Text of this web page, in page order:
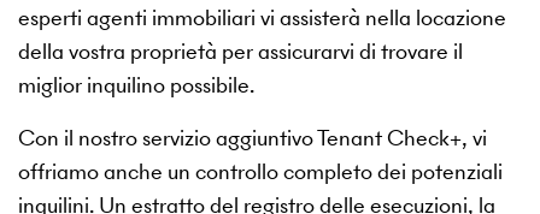
esperti agenti immobiliari vi assisterà nella locazione
della vostra proprietà per assicurarvi di trovare il
miglior inquilino possibile.
Con il nostro servizio aggiuntivo Tenant Check+, vi
offriamo anche un controllo completo dei potenziali
inquilini. Un estratto del registro delle esecuzioni, la